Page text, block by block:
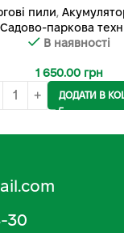
пили,
Садово-паркова
В наявності
1 650.00 грн
ДОДАТИ В
30